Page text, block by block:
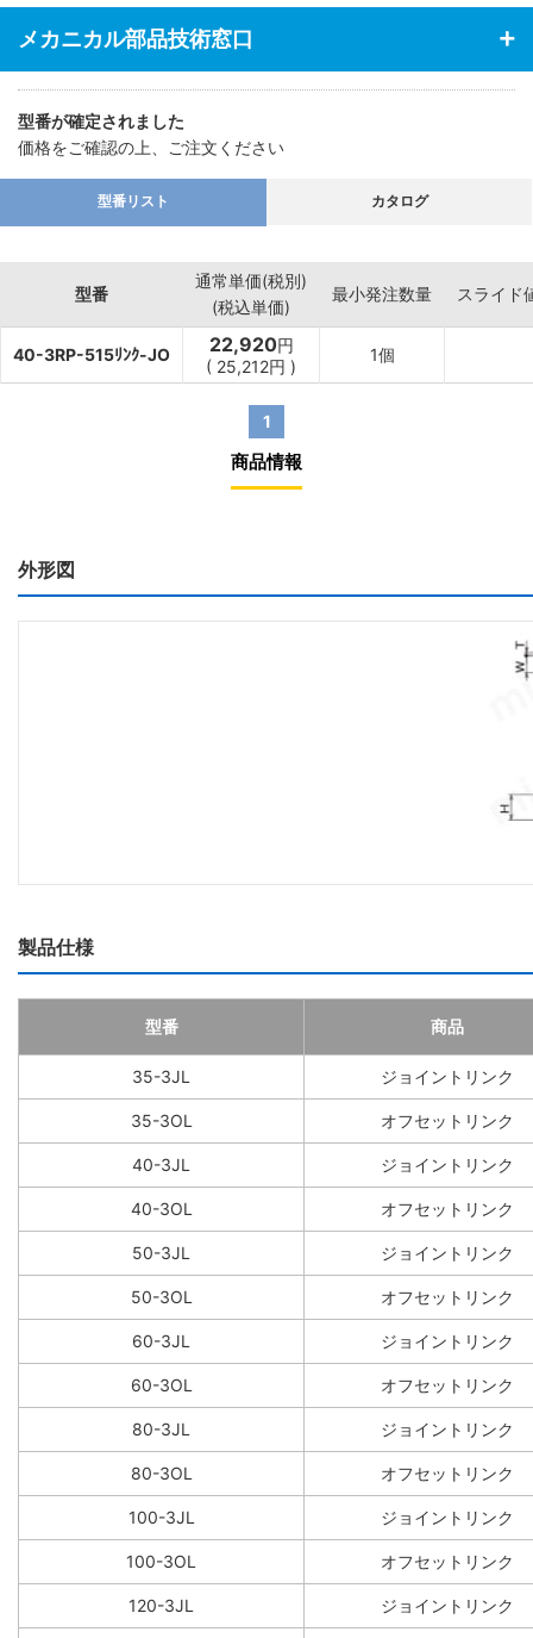
メカニカル部品技術窓口
型番が確定されました
価格をご確認の上、ご注文ください
型番リスト カタログ
型番
通常単価(税別)
(税込単価)
最小発注数量 スライド
40-3RP-515ﾘﾝｸ-JO 22,920円
( 25,212円 )
1個
1
商品情報
外形図
製品仕様
型番 商品
35-3JL ジョイントリンク
35-3OL オフセットリンク
40-3JL ジョイントリンク
40-3OL オフセットリンク
50-3JL ジョイントリンク
50-3OL オフセットリンク
60-3JL ジョイントリンク
60-3OL オフセットリンク
80-3JL ジョイントリンク
80-3OL オフセットリンク
100-3JL ジョイントリンク
100-3OL オフセットリンク
120-3JL ジョイントリンク